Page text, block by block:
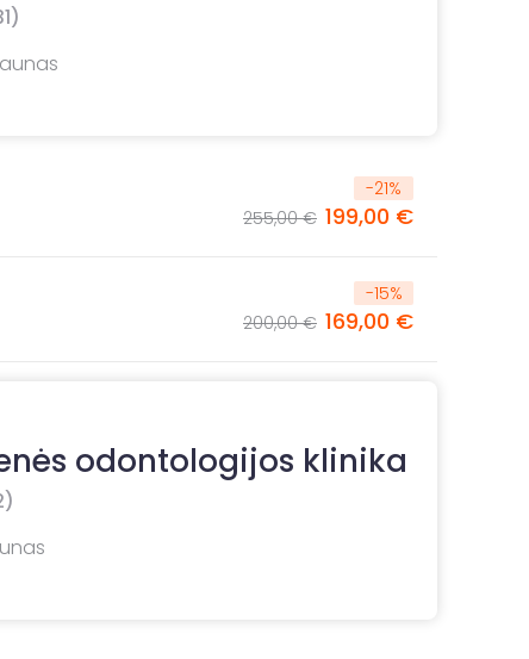
-21%
255,00 € 199,00 €
-15%
200,00 € 169,00 €
odontologijos klinika